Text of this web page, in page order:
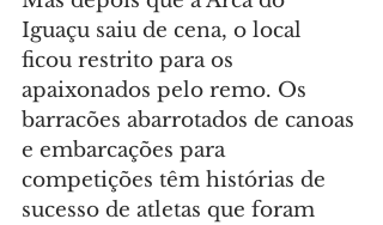
Iguaçu saiu de cena, o local
ficou restrito para os
apaixonados pelo remo. Os
barracões abarrotados de canoas
e embarcações para
competições têm histórias de
sucesso de atletas que foram